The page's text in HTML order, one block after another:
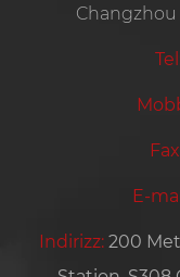
E-
Indirizz: 200